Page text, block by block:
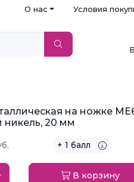
О нас Условия
на ножке
никель, 20 мм
+ 1 балл
В корзину